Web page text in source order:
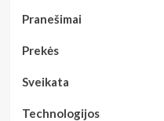
Pranešimai
Prekės
Sveikata
Technologijos